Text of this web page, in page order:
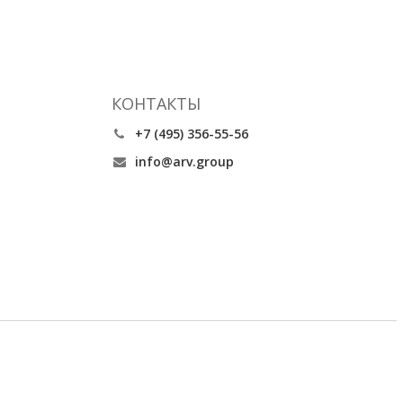
КОНТАКТЫ
+7 (495) 356-55-56
info@arv.group